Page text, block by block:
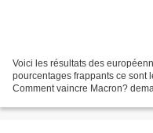
Voici les résultats des
pourcentages frappants ce sont
Comment vaincre Macron?